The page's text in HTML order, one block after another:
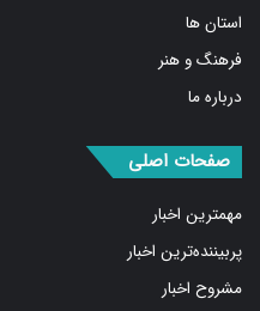
فرهنگ و هنر
درباره ما
مهمترین اخبار
پربیننده‌ترین اخبار
مشروح اخبار
یادداشت